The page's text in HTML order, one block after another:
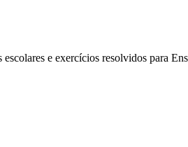
escolares e exercícios resolvidos para